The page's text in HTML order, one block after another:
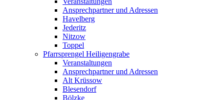
Ansprechpartner und Adressen
Havelberg
Jederitz
Nitzow
Toppel
Pfarrsprengel Heiligengrabe
Veranstaltungen
Ansprechpartner und Adressen
Alt Krüssow
Blesendorf
Bölzke